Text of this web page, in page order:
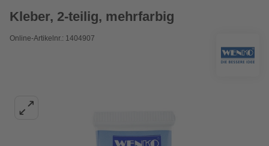
Kleber, 2-teilig, mehrfarbig
Online-Artikelnr.: 1404907